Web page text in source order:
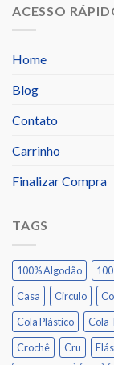
ACESSO
Home
Blog
Contato
Carrinho
Finalizar Compra
TAGS
100% Algodão
Casa
Circulo
Cola Plástico
Cola
Crochê
Cru